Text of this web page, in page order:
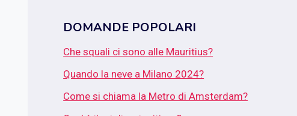
DOMANDE POPOLARI
Che squali ci sono alle Mauritius?
Quando la neve a Milano 2024?
Come si chiama la Metro di Amsterdam?